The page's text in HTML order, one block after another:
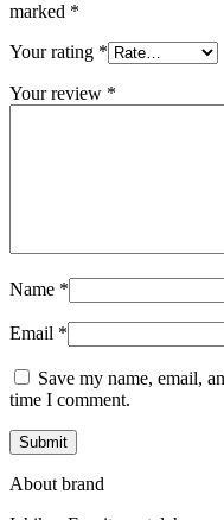
marked *
Your rating *
Your review *
Name *
Email *
Save my name, email,
time I comment.
About brand